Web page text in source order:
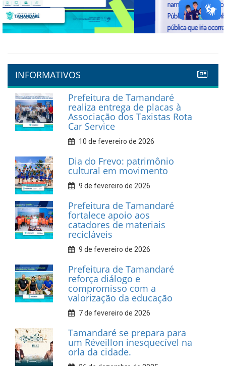
Previous Next
INFORMATIVOS
Prefeitura de Tamandaré
realiza entrega de placas à
Associação dos Taxistas Rota
Car Service
10 de fevereiro de 2026
Dia do Frevo: patrimônio
cultural em movimento
9 de fevereiro de 2026